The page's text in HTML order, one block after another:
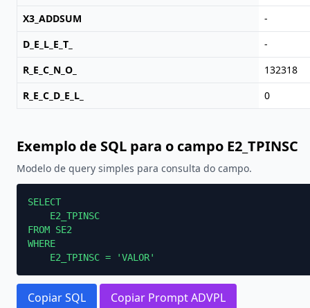
X3_ADDSUM
-
D_E_L_E_T_
-
R_E_C_N_O_
132318
R_E_C_D_E_L_
0
Exemplo de SQL para o campo E2_TPINSC
Modelo de query simples para consulta do campo.
SELECT
    E2_TPINSC
FROM SE2
WHERE
    E2_TPINSC = 'VALOR'
Copiar SQL Copiar Prompt ADVPL